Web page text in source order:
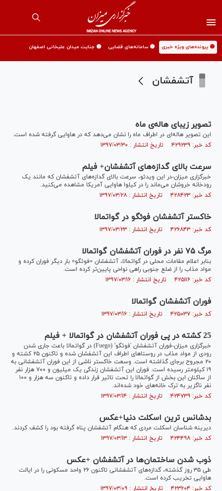
🟡 پرونده‌های ویژه خبری 🟡 سامانه‌های قضایی 🟡 جنایت میدان علیخانی اصفهان
آتشفشان
تصویر زیبای هاله‌ی ماه
این تصویر هاله‌ای در اطراف ماه را نشان می‌دهد که در هاوایی گرفته شده است.
کد خبر: ۴۲۹۲۳۹ تاریخ انتشار : ۱۳۹۷/۰۳/۳۰
سرعت بالای گدازه‌های آتشفشان+ فیلم
خبرگزاری میزان-در این ویدئو، سرعت بالای گدازه‌های آتشفشان که مانند یک
رودخانه خروشان می‌ماند را در کیلوا هاوایی آمریکا مشاهده می‌کنید.
کد خبر: ۴۲۸۴۲۳ تاریخ انتشار : ۱۳۹۷/۰۳/۲۸
خاکستر آتشفشان فوئگو در گواتمالا
کد خبر: ۴۲۶۸۴۳ تاریخ انتشار : ۱۳۹۷/۰۳/۲۳
مرگ ۷۵ نفر در فوران آتشفشان گواتمالا
بنابر اعلام مقامات محلی در گواتمالا، آتشفشان «فوئگو» بار دیگر فوران کرده و
مواد مذاب را از ضلع جنوبی راهی نواحی پایین‌تر کرده است.
کد خبر: ۴۲۵۱۱۶ تاریخ انتشار : ۱۳۹۷/۰۳/۱۶
فوران آتشفشان گواتمالا
کد خبر: ۴۲۵۰۳۷ تاریخ انتشار : ۱۳۹۷/۰۳/۱۶
25 کشته در پی فوران آتشفشان در گواتمالا + فیلم
خبرگزاری میزان-فوران آتشفشان 'فوئگو' (Fuego) در گواتمالا باعث جاری شدن
رودی از مواد مذاب در روستا‌های اطراف این آتشفشان شده و تاکنون ۲۵ کشته و
۲۰ مجروح برجای گذاشته است. وسعت خاکستر ناشی از این فوران آتشفشانی به
۱۹ کیلومتر رسیده است. فوران این آتشفشان زندگی یک میلیون و ۷۰۰ هزار نفر
از ساکنان این بخش از گواتمالا را تحت تاثیر قرار داده و تاکنون سه هزار و ۱۰۰
نفر ناگزیر به ترک خانه‌های خود شده‌اند.
کد خبر: ۴۲۴۷۳۹ تاریخ انتشار : ۱۳۹۷/۰۳/۱۴
بدشانس ترین اسکلت دنیا+عکس
دیرینه شناسان اسکلت مردی که هنگام آتشفشان پناه گرفته بود را کشف کردند.
کد خبر: ۴۲۴۴۹۸ تاریخ انتشار : ۱۳۹۷/۰۳/۱۳
ذوب‌ شدن ساختمان‌ها در آتشفشان +عکس
طی ۳۵ روز گذشته، گدازه‌های آتشفشانی تاکنون ۲۶ واحد مسکونی را در ایالت
هاوایی تخریب کرده است.
کد خبر: ۴۲۳۶۰۴ تاریخ انتشار : ۱۳۹۷/۰۳/۰۹